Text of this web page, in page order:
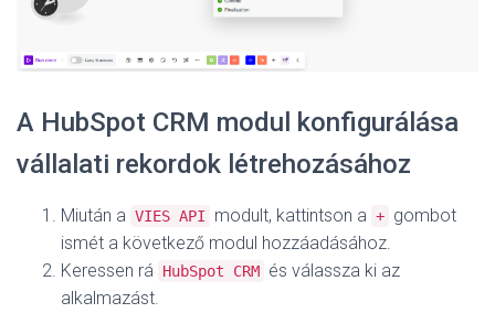
A HubSpot CRM modul konfigurálása
vállalati rekordok létrehozásához
Miután a VIES API modult, kattintson a + gombot
ismét a következő modul hozzáadásához.
Keressen rá HubSpot CRM és válassza ki az
alkalmazást.